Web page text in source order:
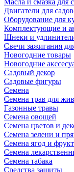
Масла и смазка для
Двигатели для
Оборудование для
Комплектующие и
Шнеки и
Свечи зажигания
Новогодние товары
Новогодние
Садовый декор
Садовые фигуры
Семена
Семена трав для
Газонные травы
Семена овощей
Семена цветов и
Семена зелени и
Семена ягод и
Семена
Семена табака
Средства защиты